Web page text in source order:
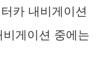
카 내비게이션
게이션 중에는